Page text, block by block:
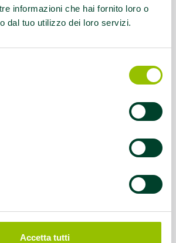
informazioni che hai fornito loro o
dal tuo utilizzo dei loro servizi.
Accetta tutti